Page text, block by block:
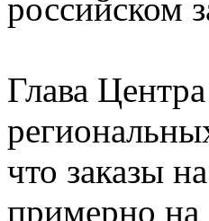
российском
Глава
что заказы
примерно на